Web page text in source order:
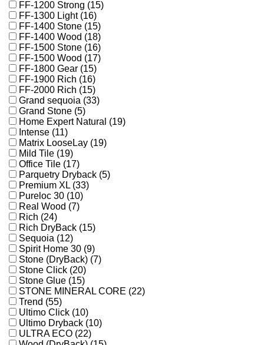
FF-1200 Strong (15)
FF-1300 Light (16)
FF-1400 Stone (15)
FF-1400 Wood (18)
FF-1500 Stone (16)
FF-1500 Wood (17)
FF-1800 Gear (15)
FF-1900 Rich (16)
FF-2000 Rich (15)
Grand sequoia (33)
Grand Stone (5)
Home Expert Natural (19)
Intense (11)
Matrix LooseLay (19)
Mild Tile (19)
Office Tile (17)
Parquetry Dryback (5)
Premium XL (33)
Pureloc 30 (10)
Real Wood (7)
Rich (24)
Rich DryBack (15)
Sequoia (12)
Spirit Home 30 (9)
Stone (DryBack) (7)
Stone Click (20)
Stone Glue (15)
STONE MINERAL CORE (22)
Trend (55)
Ultimo Click (10)
Ultimo Dryback (10)
ULTRA ECO (22)